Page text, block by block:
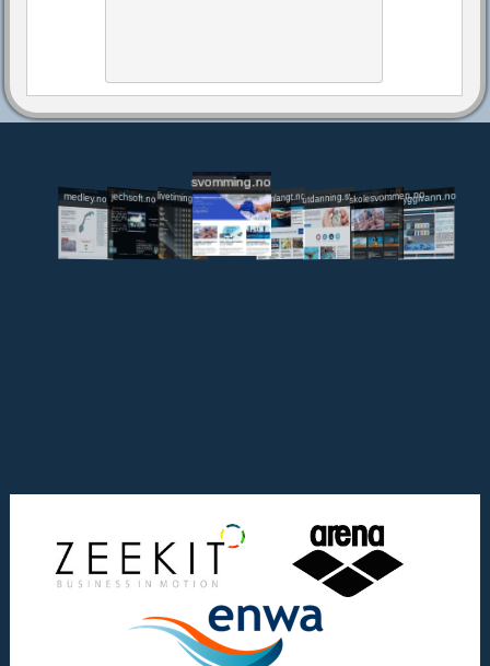
medley.no jechsoft.nolivetiming.medley.no
svomming.no
svomlangt.noutdanning.svomming.no
skolesvommen.notryggivann.no